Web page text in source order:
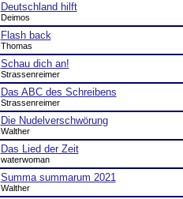
Deutschland hilft
Deimos
Flash back
Thomas
Schau dich an!
Strassenreimer
Das ABC des Schreibens
Strassenreimer
Die Nudelverschwörung
Walther
Das Lied der Zeit
waterwoman
Summa summarum 2021
Walther